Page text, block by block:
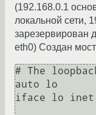
(192.168.0.1
локальной сети,
зарезервирован
eth0) Создан
# The
auto lo
iface lo inet